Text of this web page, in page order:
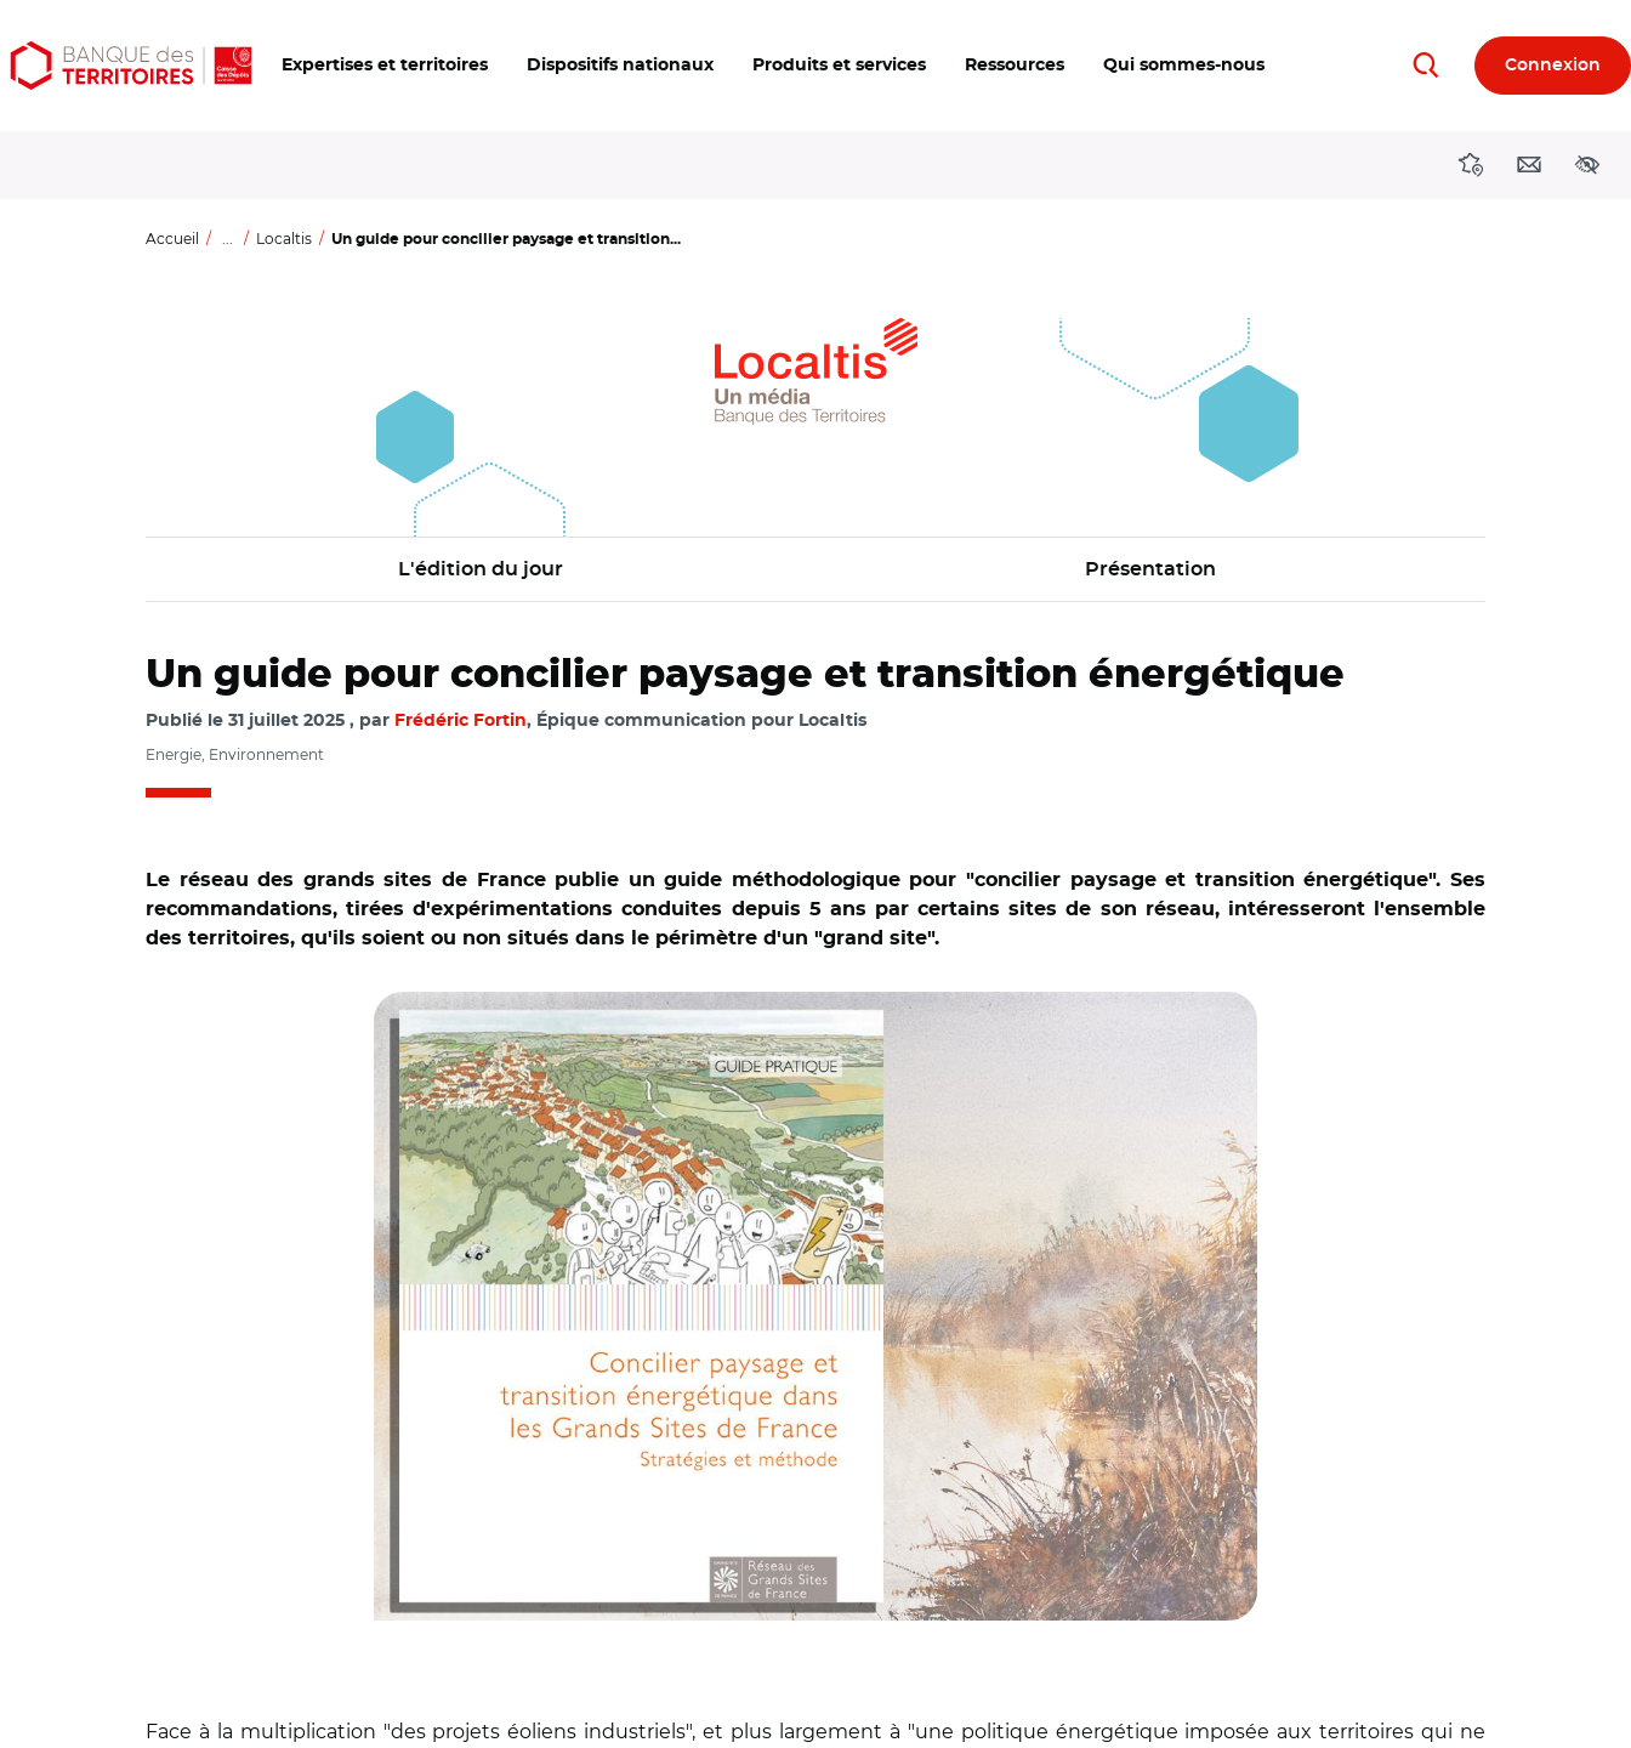
Aller
au
Aller
au
Ouvrir
les
Expertises et territoires Dispositifs nationaux Produits et services Ressources Qui sommes-nous RechercherConnexion
DirectionsContact
Accueil ... Localtis Un guide pour concilier paysage et transition...
L'édition du jour Présentation
Un guide pour concilier paysage et transition énergétique
Publié le 31 juillet 2025 par Frédéric Fortin, Épique communication pour Localtis
Energie, Environnement
Le réseau des grands sites de France publie un guide méthodologique pour "concilier paysage et transition énergétique". Ses
recommandations, tirées d'expérimentations conduites depuis 5 ans par certains sites de son réseau, intéresseront l'ensemble
des territoires, qu'ils soient ou non situés dans le périmètre d'un "grand site".
Face à la multiplication "des projets éoliens industriels", et plus largement à "une politique énergétique imposée aux territoires qui ne